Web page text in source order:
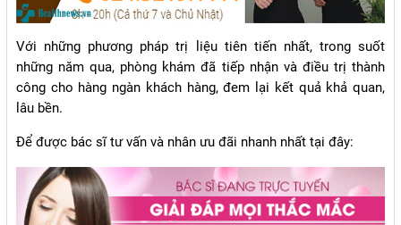
Với những phương pháp trị liệu tiên tiến nhất, trong suốt
những năm qua, phòng khám đã tiếp nhận và điều trị thành
công cho hàng ngàn khách hàng, đem lại kết quả khả quan,
lâu bền.
Để được bác sĩ tư vấn và nhân ưu đãi nhanh nhất tại đây: